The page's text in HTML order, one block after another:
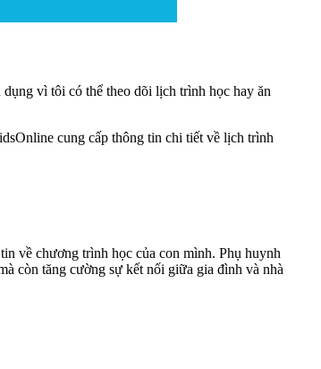
vì tôi có thể theo dõi lịch trình học hay ăn
cung cấp thông tin chi tiết về lịch trình
về chương trình học của con mình. Phụ huynh
còn tăng cường sự kết nối giữa gia đình và nhà